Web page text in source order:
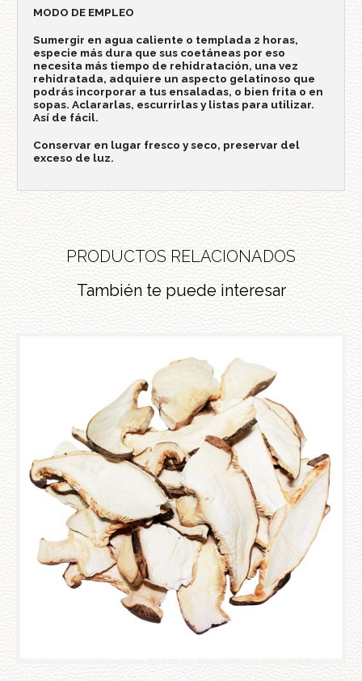
MODO DE EMPLEO
Sumergir en agua caliente o templada 2 horas,
especie más dura que sus coetáneas por eso
necesita más tiempo de rehidratación, una vez
rehidratada, adquiere un aspecto gelatinoso que
podrás incorporar a tus ensaladas, o bien frita o en
sopas. Aclararlas, escurrirlas y listas para utilizar.
Así de fácil.
Conservar en lugar fresco y seco, preservar del
exceso de luz.
PRODUCTOS RELACIONADOS
También te puede interesar